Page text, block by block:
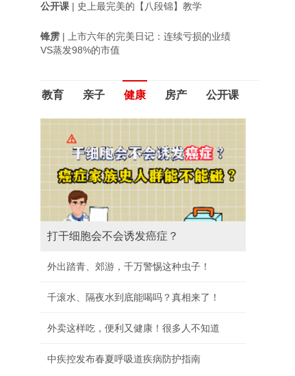
公开课 | 史上最完美的【八段锦】教学
锋雳 | 上市六年的完美日记：连续亏损的业绩
VS蒸发98%的市值
教育 亲子 健康 房产 公开课
单日狂卖35亿！两大央企重仓，三亚土
来了！
16亿，143亩！千亿房企金茂，大手笔三亚拿